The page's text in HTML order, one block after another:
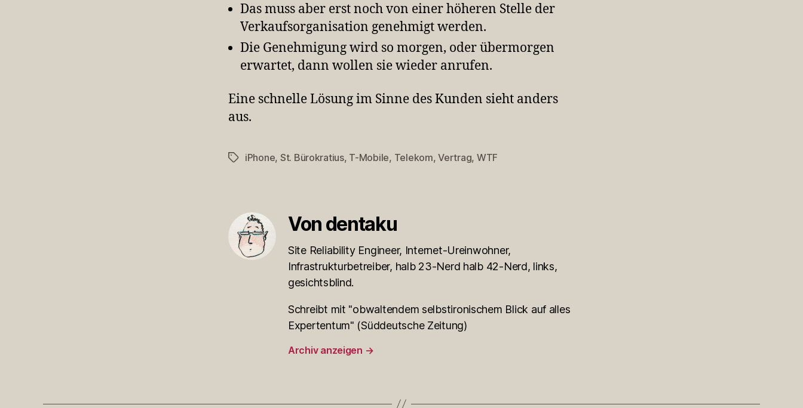
Das muss aber erst noch von einer höheren Stelle der
Verkaufsorganisation genehmigt werden.
Die Genehmigung wird so morgen, oder übermorgen
erwartet, dann wollen sie wieder anrufen.
Eine schnelle Lösung im Sinne des Kunden sieht anders
aus.
Schlagwörter
iPhone, St. Bürokratius, T-Mobile, Telekom,Vertrag, WTF
Von dentaku
Site Reliability Engineer, Internet-Ureinwohner,
Infrastrukturbetreiber, halb 23-Nerd halb 42-Nerd, links,
gesichtsblind.
Schreibt mit "obwaltendem selbstironischem Blick auf alles
Expertentum" (Süddeutsche Zeitung)
Archiv anzeigen →